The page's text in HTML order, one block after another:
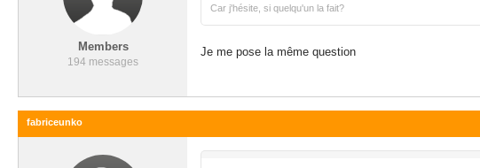
Members
194 messages
Car j'hésite, si quelqu'un la fait?
Je me pose la même question
fabriceunko